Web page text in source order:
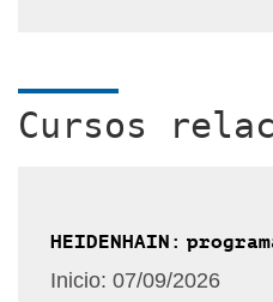
Cursos
HEIDENHAIN:
Inicio: 07/09/2026